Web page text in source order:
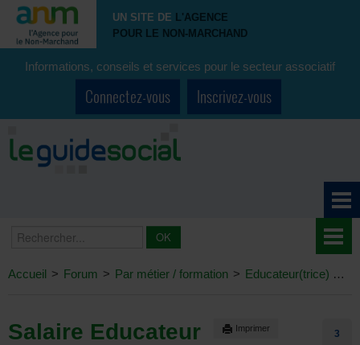
UN SITE DE L'AGENCE
POUR LE NON-MARCHAND
Informations, conseils et services pour le secteur associatif
Connectez-vous Inscrivez-vous
Accueil > Forum > Par métier / formation > Educateur(trice) >
3
Imprimer
Salaire Educateur